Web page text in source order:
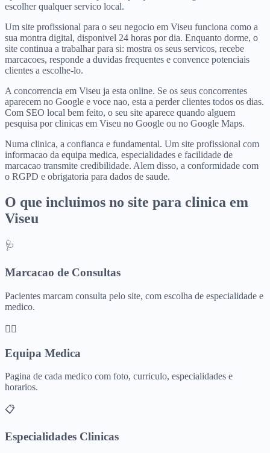
escolher qualquer servico local.
Um site profissional para o seu negocio em Viseu funciona como a
sua montra digital, disponivel 24 horas por dia. Enquanto dorme, o
site continua a trabalhar para si: mostra os seus servicos, recebe
marcacoes, responde a duvidas frequentes e convence potenciais
clientes a escolhe-lo.
A concorrencia em Viseu ja esta online. Se os seus concorrentes
aparecem no Google e voce nao, esta a perder clientes todos os dias.
Com SEO local bem feito, o seu site aparece quando alguem
pesquisa por clinicas em Viseu no Google ou no Google Maps.
Numa clinica, a confianca e fundamental. Um site profissional com
informacao da equipa medica, especialidades e facilidade de
marcacao transmite credibilidade. Alem disso, a conformidade com
o RGPD e obrigatoria para dados de saude.
O que incluimos no site para clinica em
Viseu
🩺
Marcacao de Consultas
Pacientes marcam consulta pelo site, com escolha de especialidade e
medico.
👩‍⚕️
Equipa Medica
Pagina de cada medico com foto, curriculo, especialidades e
horarios.
📋
Especialidades Clinicas